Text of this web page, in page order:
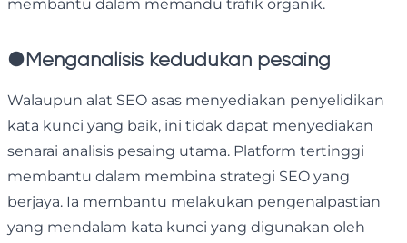
membantu dalam memandu trafik organik.
●Menganalisis kedudukan pesaing
Walaupun alat SEO asas menyediakan penyelidikan
kata kunci yang baik, ini tidak dapat menyediakan
senarai analisis pesaing utama. Platform tertinggi
membantu dalam membina strategi SEO yang
berjaya. Ia membantu melakukan pengenalpastian
yang mendalam kata kunci yang digunakan oleh